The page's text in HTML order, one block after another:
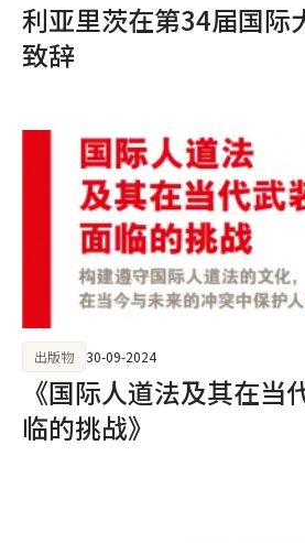
利亚里茨在第34届国际
致辞
《国际人道法及其在当
临的挑战》
出版物 30-09-2024